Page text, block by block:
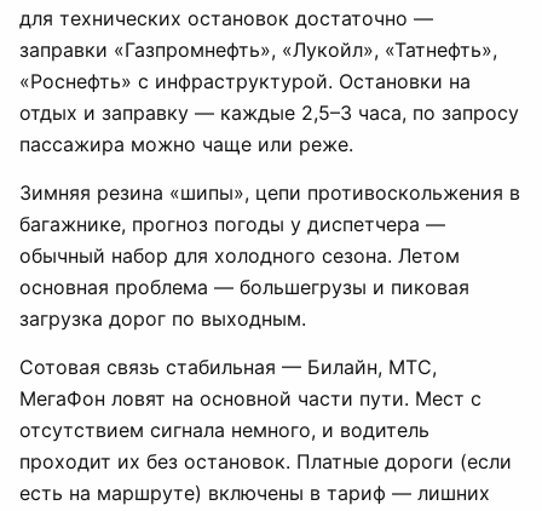
для технических остановок достаточно —
заправки «Газпромнефть», «Лукойл», «Татнефть»,
«Роснефть» с инфраструктурой. Остановки на
отдых и заправку — каждые 2,5–3 часа, по запросу
пассажира можно чаще или реже.
Зимняя резина «шипы», цепи противоскольжения в
багажнике, прогноз погоды у диспетчера —
обычный набор для холодного сезона. Летом
основная проблема — большегрузы и пиковая
загрузка дорог по выходным.
Сотовая связь стабильная — Билайн, МТС,
МегаФон ловят на основной части пути. Мест с
отсутствием сигнала немного, и водитель
проходит их без остановок. Платные дороги (если
есть на маршруте) включены в тариф — лишних